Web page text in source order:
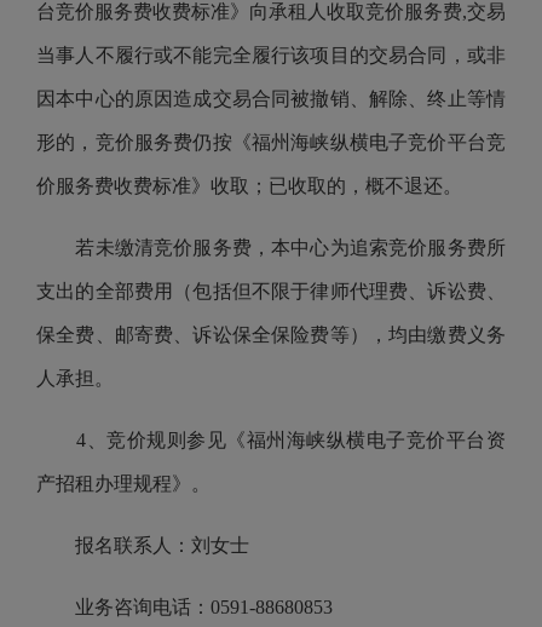
台竞价服务费收费标准》 向承租人收取竞价服务费,交易
当事人不履行或不能完全履行该项目的交易合同，或非
因本中心的原因造成交易合同被撤销、解除、终止等情
形的，竞价服务费仍按 《福州海峡纵横电子竞价平台竞
价服务费收费标准》 收取；已收取的，概不退还。
若未缴清竞价服务费，本中心为追索竞价服务费所
支出的全部费用（包括但不限于律师代理费、诉讼费、
保全费、邮寄费、诉讼保全保险费等），均由缴费义务
人承担。
4、竞价规则参见 《福州海峡纵横电子竞价平台资
产招租办理规程》 。
报名联系人：刘女士
业务咨询电话：0591-88680853